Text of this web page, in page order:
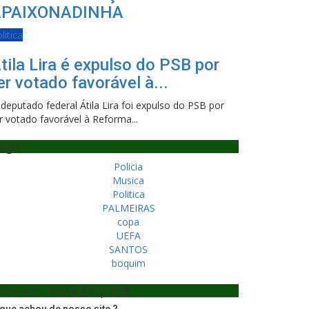
Lira é expulso do PSB por
votado favorável à...
federal Átila Lira foi expulso do PSB por
votado favorável à Reforma...
Policia
Musica
Politica
PALMEIRAS
copa
UEFA
SANTOS
boquim
em nossa Enquete